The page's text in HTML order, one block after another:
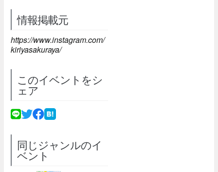
情報掲載元
https://www.instagram.com/
kiriyasakuraya/
このイベントをシ
ェア
同じジャンルのイ
ベント